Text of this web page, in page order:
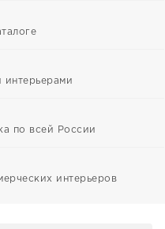
по всей России
интерьеров